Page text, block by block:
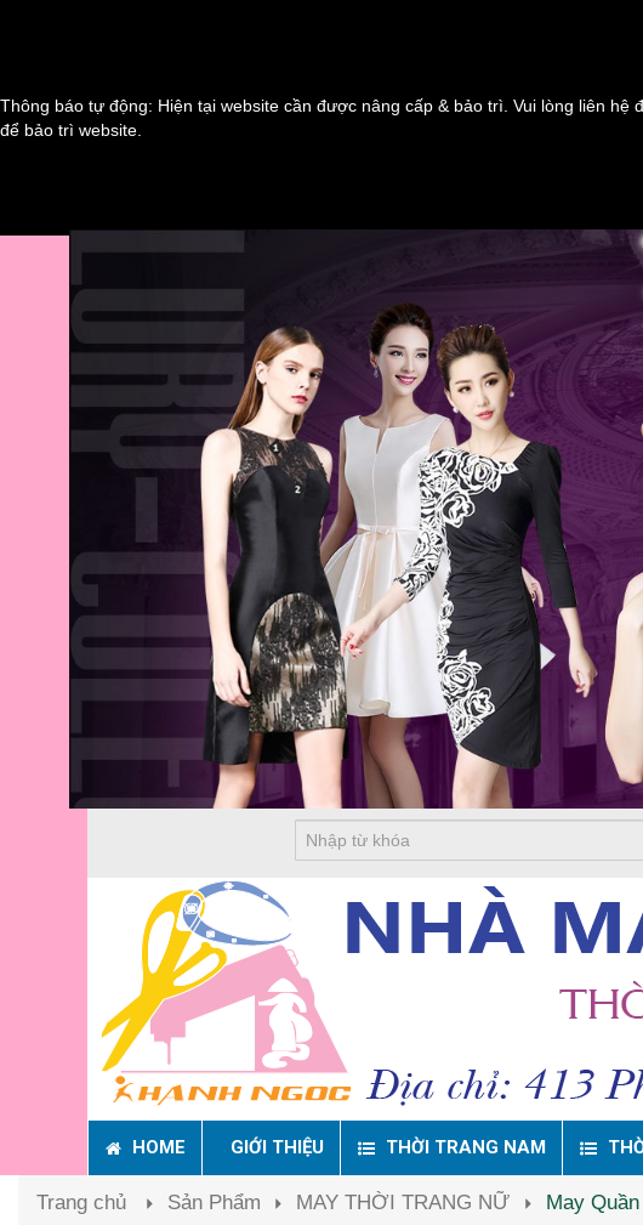
Thông báo tự động: Hiện tại website cần được nâng cấp & bảo trì. Vui lòng liên
để bảo trì website.
HOME GIỚI THIỆU THỜI TRANG NAM
Trang chủ Sản Phẩm MAY THỜI TRANG NỮ May